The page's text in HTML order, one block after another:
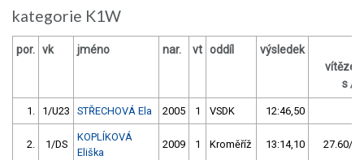
kategorie K1W
por. vk jméno nar. vt oddíl výsledek
s /
1. 1/U23 STŘECHOVÁ Ela 2005 1 VSDK 12:46,50
2. 1/DS
KOPLÍKOVÁ
Eliška
2009 1 Kroměříž 13:14,10 27.60/